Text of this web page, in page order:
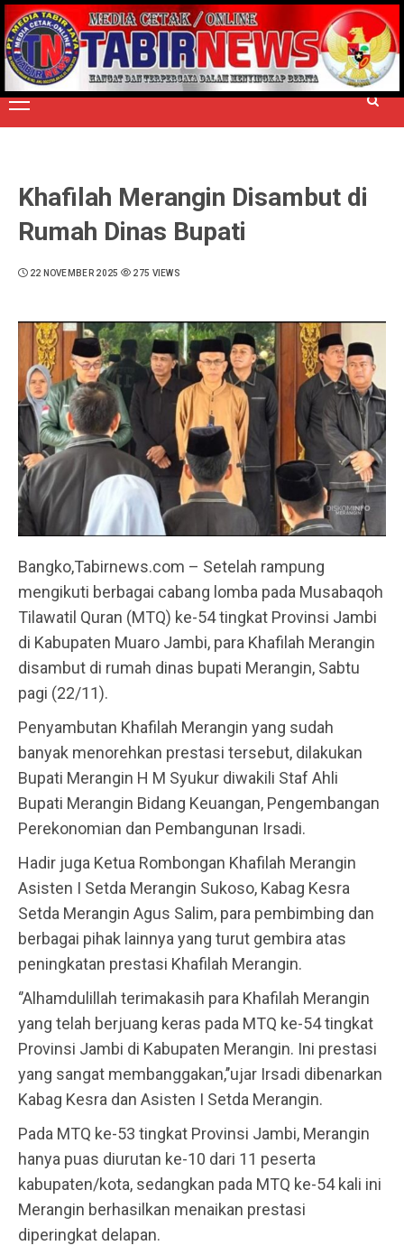
Skip
to
content
TERPERCAYA MENYINGKAP BERITA
Primary
Menu
Khafilah Merangin Disambut di
Rumah Dinas Bupati
22 NOVEMBER 2025 275 VIEWS
Bangko,Tabirnews.com – Setelah rampung
mengikuti berbagai cabang lomba pada Musabaqoh
Tilawatil Quran (MTQ) ke-54 tingkat Provinsi Jambi
di Kabupaten Muaro Jambi, para Khafilah Merangin
disambut di rumah dinas bupati Merangin, Sabtu
pagi (22/11).
Penyambutan Khafilah Merangin yang sudah
banyak menorehkan prestasi tersebut, dilakukan
Bupati Merangin H M Syukur diwakili Staf Ahli
Bupati Merangin Bidang Keuangan, Pengembangan
Perekonomian dan Pembangunan Irsadi.
Hadir juga Ketua Rombongan Khafilah Merangin
Asisten I Setda Merangin Sukoso, Kabag Kesra
Setda Merangin Agus Salim, para pembimbing dan
berbagai pihak lainnya yang turut gembira atas
peningkatan prestasi Khafilah Merangin.
‘’Alhamdulillah terimakasih para Khafilah Merangin
yang telah berjuang keras pada MTQ ke-54 tingkat
Provinsi Jambi di Kabupaten Merangin. Ini prestasi
yang sangat membanggakan,’’ujar Irsadi dibenarkan
Kabag Kesra dan Asisten I Setda Merangin.
Pada MTQ ke-53 tingkat Provinsi Jambi, Merangin
hanya puas diurutan ke-10 dari 11 peserta
kabupaten/kota, sedangkan pada MTQ ke-54 kali ini
Merangin berhasilkan menaikan prestasi
diperingkat delapan.